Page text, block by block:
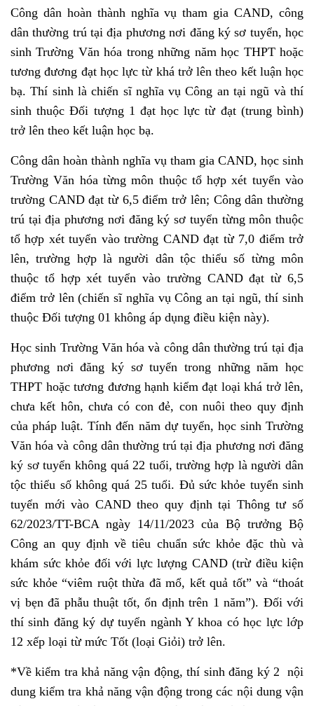
Công dân hoàn thành nghĩa vụ tham gia CAND, công
dân thường trú tại địa phương nơi đăng ký sơ tuyển, học
sinh Trường Văn hóa trong những năm học THPT hoặc
tương đương đạt học lực từ khá trở lên theo kết luận học
bạ. Thí sinh là chiến sĩ nghĩa vụ Công an tại ngũ và thí
sinh thuộc Đối tượng 1 đạt học lực từ đạt (trung bình)
trở lên theo kết luận học bạ.
Công dân hoàn thành nghĩa vụ tham gia CAND, học sinh
Trường Văn hóa từng môn thuộc tổ hợp xét tuyển vào
trường CAND đạt từ 6,5 điểm trở lên; Công dân thường
trú tại địa phương nơi đăng ký sơ tuyển từng môn thuộc
tổ hợp xét tuyển vào trường CAND đạt từ 7,0 điểm trở
lên, trường hợp là người dân tộc thiểu số từng môn
thuộc tổ hợp xét tuyển vào trường CAND đạt từ 6,5
điểm trở lên (chiến sĩ nghĩa vụ Công an tại ngũ, thí sinh
thuộc Đối tượng 01 không áp dụng điều kiện này).
Học sinh Trường Văn hóa và công dân thường trú tại địa
phương nơi đăng ký sơ tuyển trong những năm học
THPT hoặc tương đương hạnh kiểm đạt loại khá trở lên,
chưa kết hôn, chưa có con đẻ, con nuôi theo quy định
của pháp luật. Tính đến năm dự tuyển, học sinh Trường
Văn hóa và công dân thường trú tại địa phương nơi đăng
ký sơ tuyển không quá 22 tuổi, trường hợp là người dân
tộc thiểu số không quá 25 tuổi. Đủ sức khỏe tuyển sinh
tuyển mới vào CAND theo quy định tại Thông tư số
62/2023/TT-BCA ngày 14/11/2023 của Bộ trưởng Bộ
Công an quy định về tiêu chuẩn sức khỏe đặc thù và
khám sức khỏe đối với lực lượng CAND (trừ điều kiện
sức khỏe “viêm ruột thừa đã mổ, kết quả tốt” và “thoát
vị bẹn đã phẫu thuật tốt, ổn định trên 1 năm”). Đối với
thí sinh đăng ký dự tuyển ngành Y khoa có học lực lớp
12 xếp loại từ mức Tốt (loại Giỏi) trở lên.
*Về kiểm tra khả năng vận động, thí sinh đăng ký 2 nội
dung kiểm tra khả năng vận động trong các nội dung vận